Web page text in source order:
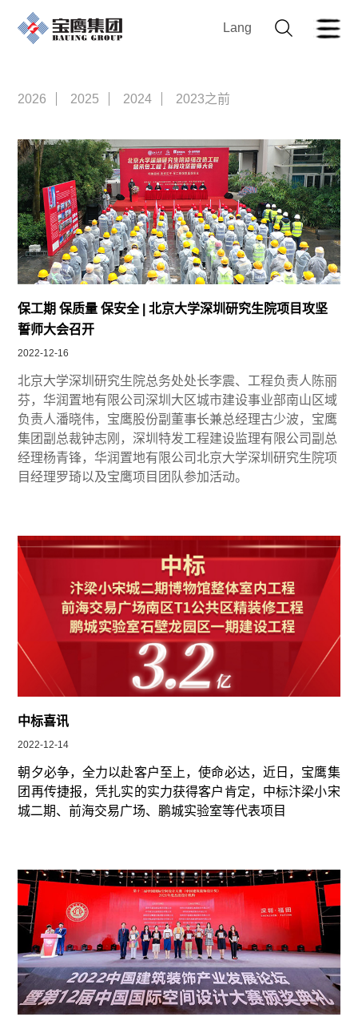
Lang
2026 2025 2024 2023之前
保工期 保质量 保安全 | 北京大学深圳研究生院项目攻坚
誓师大会召开
2022-12-16
北京大学深圳研究生院总务处处长李震、工程负责人陈丽
芬，华润置地有限公司深圳大区城市建设事业部南山区域
负责人潘晓伟，宝鹰股份副董事长兼总经理古少波，宝鹰
集团副总裁钟志刚，深圳特发工程建设监理有限公司副总
经理杨青锋，华润置地有限公司北京大学深圳研究生院项
目经理罗琦以及宝鹰项目团队参加活动。
中标喜讯
2022-12-14
朝夕必争，全力以赴客户至上，使命必达，近日，宝鹰集
团再传捷报，凭扎实的实力获得客户肯定，中标汴梁小宋
城二期、前海交易广场、鹏城实验室等代表项目